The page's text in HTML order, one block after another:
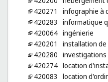
420271
infographie à
420283
informatique
420064 ingénierie
420201
installation de
420280
420274 location
420083
location